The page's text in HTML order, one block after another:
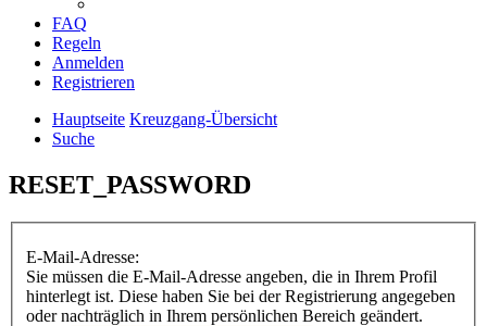
FAQ
Regeln
Anmelden
Registrieren
Hauptseite Kreuzgang-Übersicht
Suche
RESET_PASSWORD
E-Mail-Adresse:
Sie müssen die E-Mail-Adresse angeben, die in Ihrem Profil
hinterlegt ist. Diese haben Sie bei der Registrierung angegeben
oder nachträglich in Ihrem persönlichen Bereich geändert.